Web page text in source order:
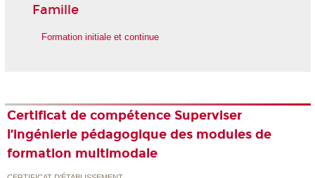
Famille
Formation initiale et continue
Certificat de compétence Superviser
l’ingénierie pédagogique des modules de
formation multimodale